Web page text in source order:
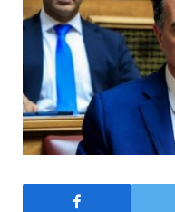
13.07.2026
τους